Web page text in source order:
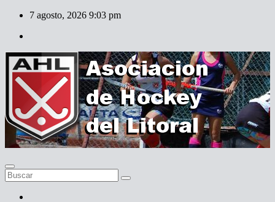
Skip
content
7 agosto, 2026 9:03 pm